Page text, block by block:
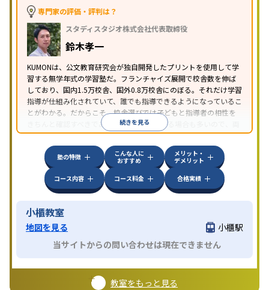
専門家の評価・評判は？
スタディスタジオ株式会社代表取締役
鈴木孝一
KUMONは、公文教育研究会が独自開発したプリントを使用して学
習する無学年式の学習塾だ。フランチャイズ展開で校舎数を伸ば
しており、国内1.5万校舎、国外0.8万校舎にのぼる。それだけ学習
指導が仕組み化されていて、誰でも指導できるようになっているこ
とがわかる。だからこそ、校舎選びでは子どもと指導者の相性を
きちんと確認すべきである。近所に2校舎ある場合も多いので、両
方見学してみることをオススメする。
続きを見る
塾の特徴
こんな人に
おすすめ
メリット・
デメリット
コース内容
コース料金 合格実績
小櫃教室
地図を見る
小櫃駅
当サイトからの問い合わせは現在できません
教室をもっと見る